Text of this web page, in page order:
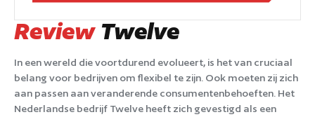
Review Twelve
In een wereld die voortdurend evolueert, is het van cruciaal
belang voor bedrijven om flexibel te zijn. Ook moeten zij zich
aan passen aan veranderende consumentenbehoeften. Het
Nederlandse bedrijf Twelve heeft zich gevestigd als een